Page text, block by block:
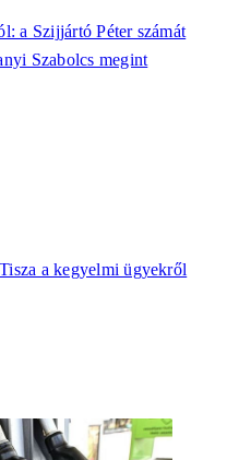
a Szijjártó Péter számát
Szabolcs megint
a kegyelmi ügyekről